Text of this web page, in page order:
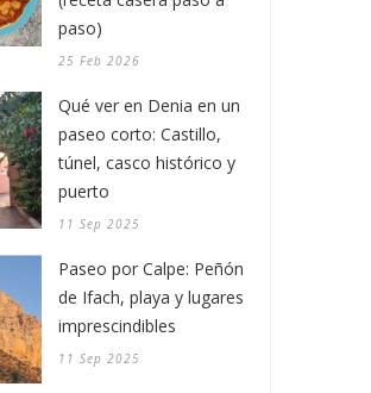
paso)
25 Feb 2026
Qué ver en Denia en un
paseo corto: Castillo,
túnel, casco histórico y
puerto
11 Sep 2025
Paseo por Calpe: Peñón
de Ifach, playa y lugares
imprescindibles
11 Sep 2025